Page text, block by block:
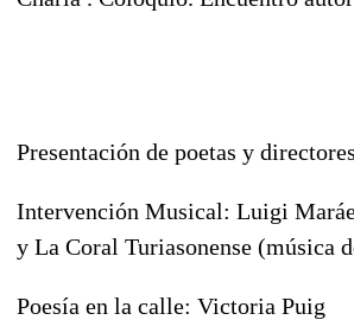
Presentación de poetas y
Intervención Musical: Luigi
y La Coral Turiasonense (música
Poesía en la calle: Victoria Puig